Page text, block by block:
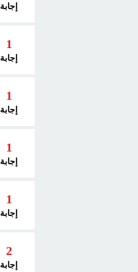
إجابة
1
إجابة
1
إجابة
1
إجابة
1
إجابة
2
إجابة